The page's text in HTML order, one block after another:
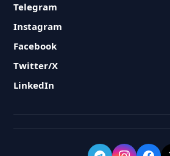
Telegram
Instagram
Facebook
Twitter/X
LinkedIn